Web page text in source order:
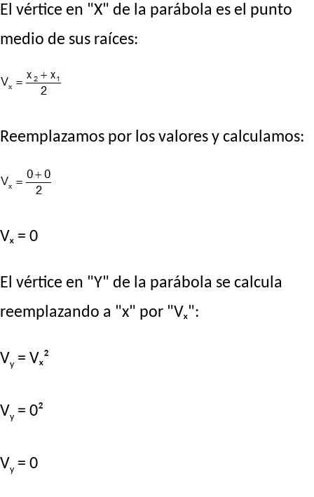
El vértice en "X" de la parábola es el punto
medio de sus raíces:
Reemplazamos por los valores y calculamos:
Vₓ = 0
El vértice en "Y" de la parábola se calcula
reemplazando a "x" por "Vₓ":
Vy = Vₓ²
Vy = 0²
Vy = 0